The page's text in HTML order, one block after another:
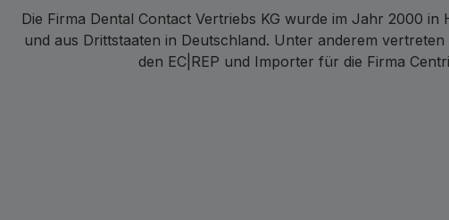
Die Firma Dental Contact Vertriebs KG wurde im Jahr 2000
und aus Drittstaaten in Deutschland. Unter anderem
den EC|REP und Importer für die Firma